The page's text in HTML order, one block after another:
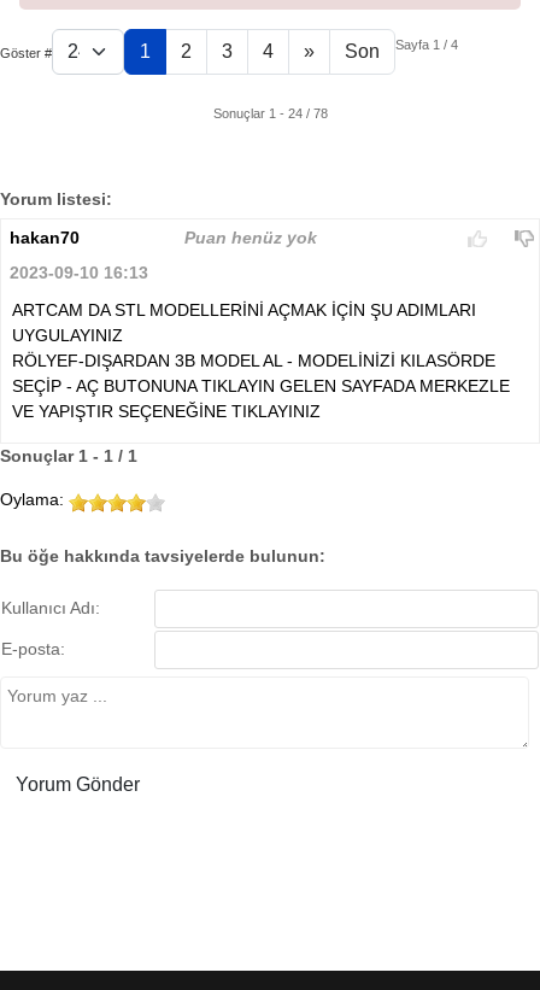
Göster # 1 2 3 4 » Son Sayfa 1 / 4
Sonuçlar 1 - 24 / 78
Yorum listesi:
hakan70
Puan henüz yok
2023-09-10 16:13
ARTCAM DA STL MODELLERİNİ AÇMAK İÇİN ŞU ADIMLARI
UYGULAYINIZ
RÖLYEF-DIŞARDAN 3B MODEL AL - MODELİNİZİ KILASÖRDE
SEÇİP - AÇ BUTONUNA TIKLAYIN GELEN SAYFADA MERKEZLE
VE YAPIŞTIR SEÇENEĞİNE TIKLAYINIZ
Sonuçlar 1 - 1 / 1
Oylama:
Bu öğe hakkında tavsiyelerde bulunun:
Kullanıcı Adı:
E-posta: